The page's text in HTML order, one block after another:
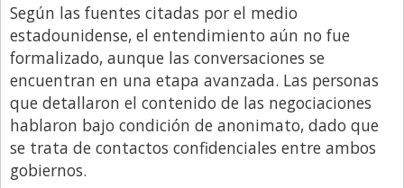
Real Estate y Propiedades
Responsabilidad Social
Salidas
Santa Fe
Show Business
Sociedad
Según las fuentes citadas por el medio
estadounidense, el entendimiento aún no fue
formalizado, aunque las conversaciones se
encuentran en una etapa avanzada. Las personas
que detallaron el contenido de las negociaciones
hablaron bajo condición de anonimato, dado que
se trata de contactos confidenciales entre ambos
gobiernos.